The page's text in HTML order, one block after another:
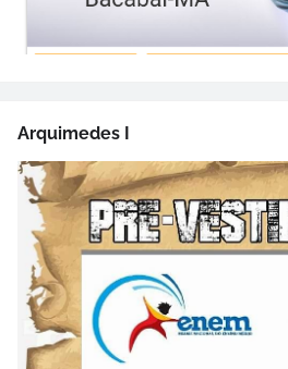
Arquimedes I